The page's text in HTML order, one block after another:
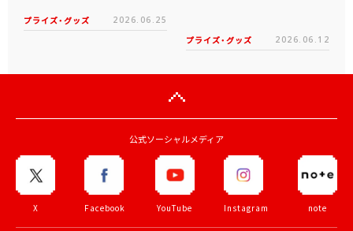
プライズ・グッズ 2026.06.25
プライズ・グッズ 2026.06.12
公式ソーシャルメディア
X Facebook YouTube Instagram note